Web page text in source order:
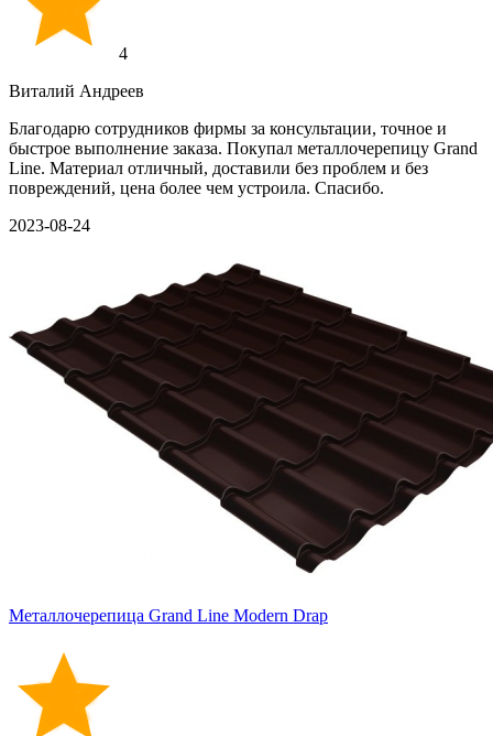
4
Виталий Андреев
Благодарю сотрудников фирмы за консультации, точное и
быстрое выполнение заказа. Покупал металлочерепицу Grand
Line. Материал отличный, доставили без проблем и без
повреждений, цена более чем устроила. Спасибо.
2023-08-24
Металлочерепица Grand Line Modern Drap